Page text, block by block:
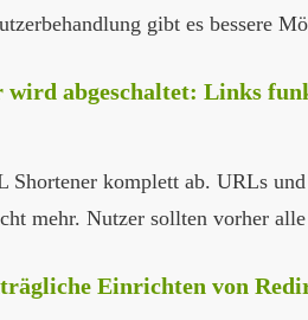
gibt es bessere
wird abgeschaltet: Links
Shortener komplett ab. URLs
mehr. Nutzer sollten vorher
Einrichten von